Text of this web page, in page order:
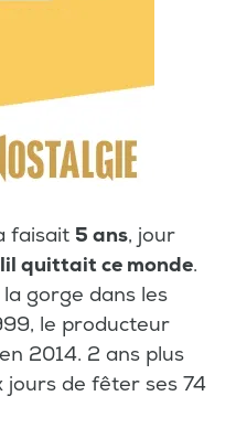
faisait 5 ans, jour
quittait ce monde.
gorge dans les
le producteur
2014. 2 ans plus
jours de fêter ses 74